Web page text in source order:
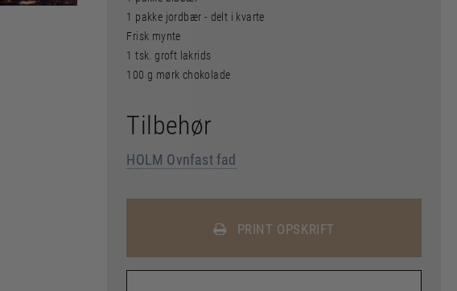
1 pakke jordbær - delt i kvarte
Frisk mynte
1 tsk. groft lakrids
100 g mørk chokolade
Tilbehør
HOLM Ovnfast fad
PRINT OPSKRIFT